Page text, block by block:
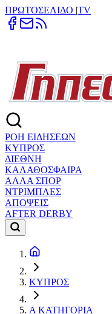
ΠΡΩΤΟΣΕΛΙΔΟ |TV
ΡΟΗ ΕΙΔΗΣΕΩΝ
ΚΥΠΡΟΣ
ΔΙΕΘΝΗ
ΚΑΛΑΘΟΣΦΑΙΡΑ
ΑΛΛΑ ΣΠΟΡ
ΝΤΡΙΜΠΛΕΣ
ΑΠΟΨΕΙΣ
AFTER DERBY
ΚΥΠΡΟΣ
Α ΚΑΤΗΓΟΡΙΑ